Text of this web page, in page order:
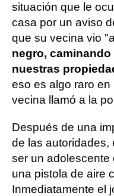
situación que le
casa por un aviso
que su vecina vio "a
negro,
nuestras
eso es algo raro
vecina llamó a la
Después de una
de las autoridades,
ser un adolescente
una pistola de aire
Inmediatamente el